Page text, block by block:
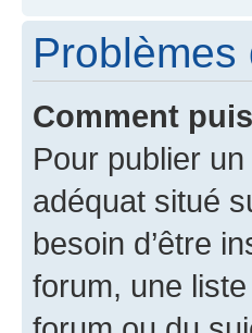
Comment
Pour publier
adéquat situé
besoin d’être
forum, une